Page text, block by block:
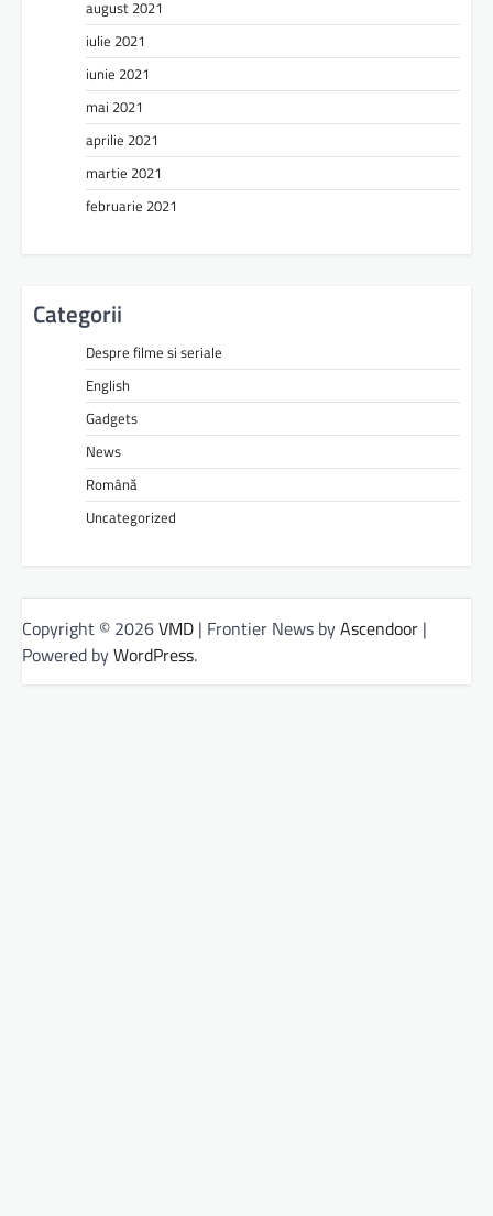
august 2021
iulie 2021
iunie 2021
mai 2021
aprilie 2021
martie 2021
februarie 2021
Categorii
Despre filme si seriale
English
Gadgets
News
Română
Uncategorized
Copyright © 2026VMD | Frontier News byAscendoor |
Powered byWordPress.